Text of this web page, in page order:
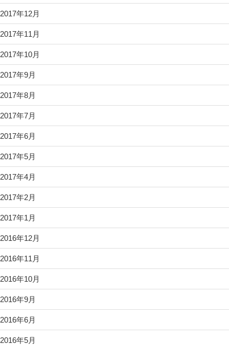
2017年12月
2017年11月
2017年10月
2017年9月
2017年8月
2017年7月
2017年6月
2017年5月
2017年4月
2017年2月
2017年1月
2016年12月
2016年11月
2016年10月
2016年9月
2016年6月
2016年5月